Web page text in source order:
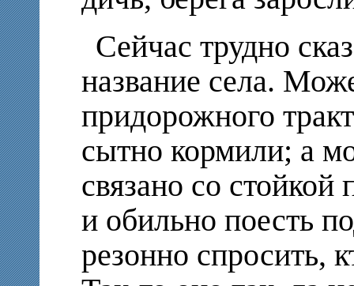
Сейчас трудно
название села.
придорожного
сытно кормили; а
связано со
и обильно поесть
резонно спросить,